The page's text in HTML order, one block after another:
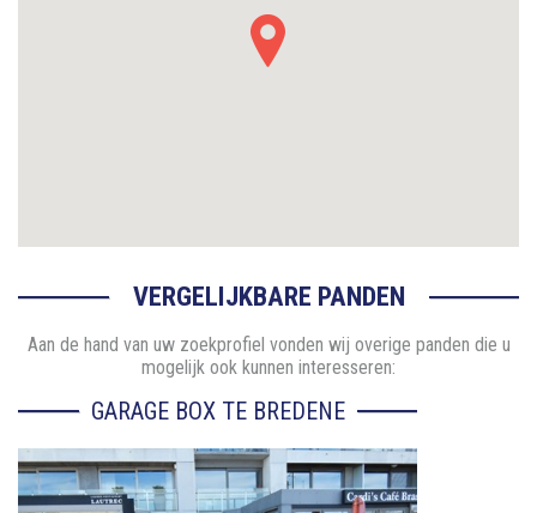
VERGELIJKBARE PANDEN
Aan de hand van uw zoekprofiel vonden wij overige panden die u
mogelijk ook kunnen interesseren:
GARAGE BOX TE BREDENE